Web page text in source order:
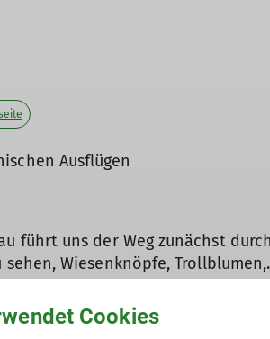
Ausflügen
führt uns der Weg zunächst
Wiesenknöpfe,
werden.Cookies